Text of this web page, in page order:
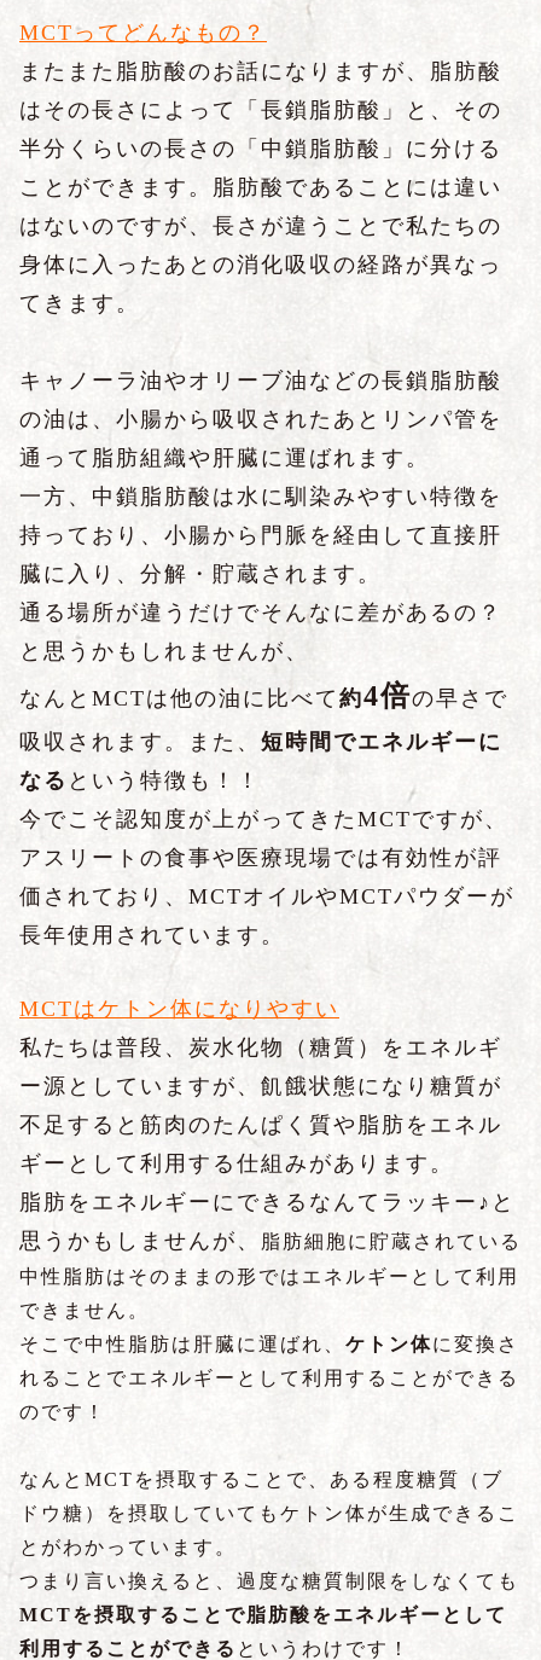
MCTってどんなもの？
またまた脂肪酸のお話になりますが、脂肪酸
はその長さによって「長鎖脂肪酸」と、その
半分くらいの長さの「中鎖脂肪酸」に分ける
ことができます。脂肪酸であることには違い
はないのですが、長さが違うことで私たちの
身体に入ったあとの消化吸収の経路が異なっ
てきます。
キャノーラ油やオリーブ油などの長鎖脂肪酸
の油は、小腸から吸収されたあとリンパ管を
通って脂肪組織や肝臓に運ばれます。
一方、中鎖脂肪酸は水に馴染みやすい特徴を
持っており、小腸から門脈を経由して直接肝
臓に入り、分解・貯蔵されます。
通る場所が違うだけでそんなに差があるの？
と思うかもしれませんが、
なんとMCTは他の油に比べて 約4倍の早さで
吸収されます。また、 短時間でエネルギーに
なる という特徴も！！
今でこそ認知度が上がってきたMCTですが、
アスリートの食事や医療現場では有効性が評
価されており、MCTオイルやMCTパウダーが
長年使用されています。
MCTはケトン体になりやすい
私たちは普段、炭水化物（糖質）をエネルギ
ー源としていますが、飢餓状態になり糖質が
不足すると筋肉のたんぱく質や脂肪をエネル
ギーとして利用する仕組みがあります。
脂肪をエネルギーにできるなんてラッキー♪と
思うかもしませんが、
脂肪細胞に貯蔵されている
中性脂肪はそのままの形ではエネルギーとして利用
できません。
そこで中性脂肪は肝臓に運ばれ、 ケトン体に変換さ
れることでエネルギーとして利用することができる
のです！
なんとMCTを摂取することで、ある程度糖質（ブ
ドウ糖）を摂取していてもケトン体が生成できるこ
とがわかっています。
つまり言い換えると、過度な糖質制限をしなくても
MCTを摂取することで脂肪酸をエネルギーとして
利用することができる というわけです！